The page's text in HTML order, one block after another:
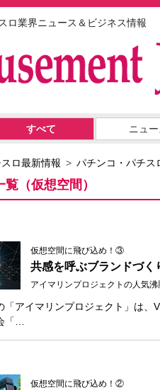
ロ業界ニュース＆ビジネス情報
すべて ニュー
ロ最新情報 パチンコ・パチス
覧（仮想空間）
仮想空間に飛び込め！③
共感を呼ぶブランドづく
アイマリンプロジェクトの人気沸
「アイマリンプロジェクト」は
「…
仮想空間に飛び込め！②